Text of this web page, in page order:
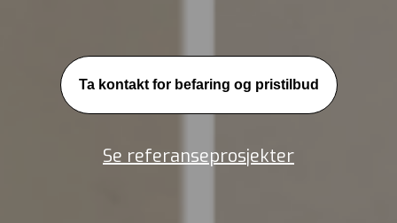
Ta kontakt for befaring og pristilbud
Se referanseprosjekter